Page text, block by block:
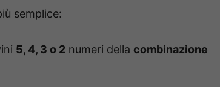
semplice:
5, 4, 3 o 2 numeri della combinazione